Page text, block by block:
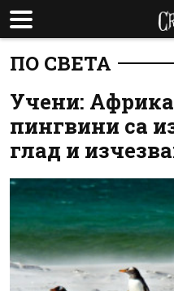
ПО СВЕТА
Учени:
пингвини са
глад и